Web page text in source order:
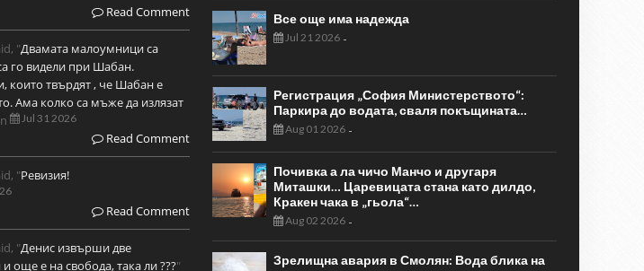
Read Comment
"Двамата малоумници са
го видели при Шабан.
които твърдят , че Шабан е
Ама колко са мъже да излязат
Jul 31 2026
Read Comment
"Ревизия!
Read Comment
"Денис извърши две
още е на свобода, така ли ???"
Все още има надежда
Jul 21 2026-
Регистрация „София Министерството“:
Паркира до водата, сваля покъщината…
Aug 01 2026-
Почивка а ла чичо Манчо и другаря
Миташки… Царевицата стана като дилдо,
Кракен чака в „гьола“…
Aug 02 2026-
Зрелищна авария в Смолян: Вода блика на